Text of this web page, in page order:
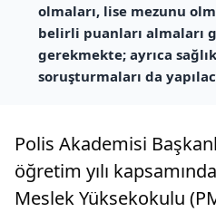
olmaları, lise mezunu
belirli puanları almaları
gerekmekte; ayrıca
soruşturmaları da
Polis Akademisi
öğretim yılı
Meslek Yüksekokulu